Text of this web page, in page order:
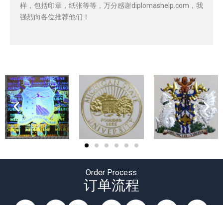
样，包括印章，纸张等等，万分感谢diplomashelp.com，我
强烈向各位推荐他们！
Order Process
订单流程